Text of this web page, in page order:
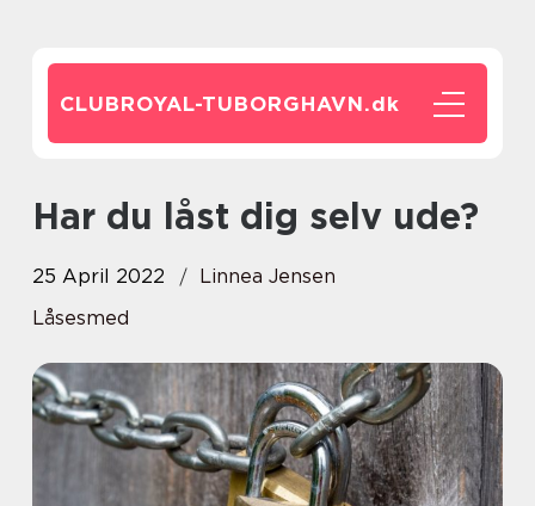
CLUBROYAL-TUBORGHAVN.dk
Har du låst dig selv ude?
25 April 2022
Linnea Jensen
Låsesmed